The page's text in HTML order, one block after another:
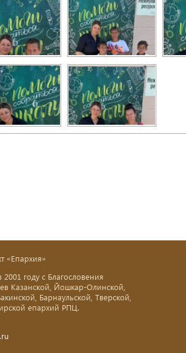
«Епархия»
году с Благословения
Казанской, Йошкар-Олинской,
Барнаульской, Тверской,
епархий РПЦ.